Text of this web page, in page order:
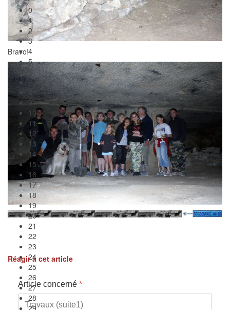
9
10
11
12
13
14
15
16
17
18
19
20
21
22
23
24
25
26
27
28
29
30
31
32
33
34
35
Bravo!
Réagir à cet article
Article concerné *